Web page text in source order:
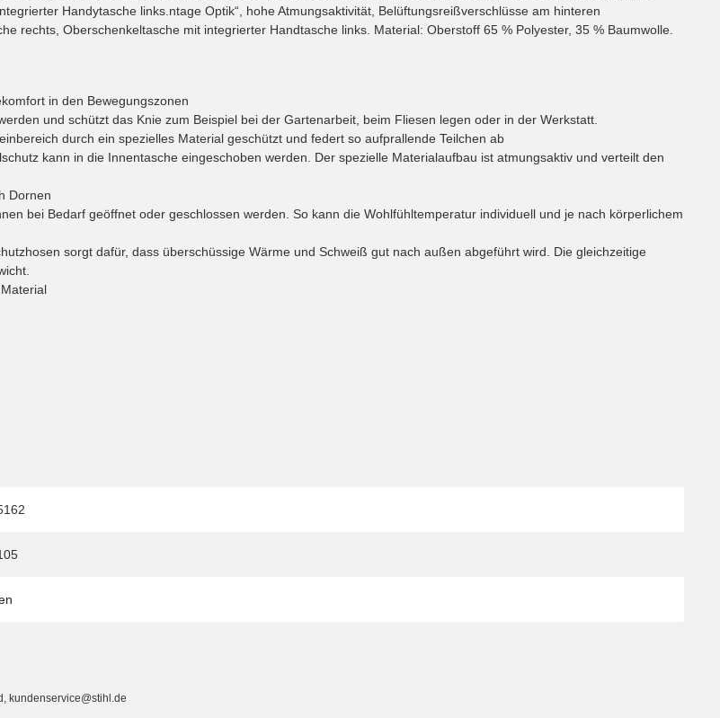
Handytasche links.ntage Optik“, hohe Atmungsaktivität, Belüftungsreißverschlüsse am hinteren
rechts, Oberschenkeltasche mit integrierter Handtasche links. Material: Oberstoff 65 % Polyester, 35 % Baumwolle.
in den Bewegungszonen
und schützt das Knie zum Beispiel bei der Gartenarbeit, beim Fliesen legen oder in der Werkstatt.
durch ein spezielles Material geschützt und federt so aufprallende Teilchen ab
kann in die Innentasche eingeschoben werden. Der spezielle Materialaufbau ist atmungsaktiv und verteilt den
Dornen
bei Bedarf geöffnet oder geschlossen werden. So kann die Wohlfühltemperatur individuell und je nach körperlichem
sorgt dafür, dass überschüssige Wärme und Schweiß gut nach außen abgeführt wird. Die gleichzeitige
kundenservice@stihl.de